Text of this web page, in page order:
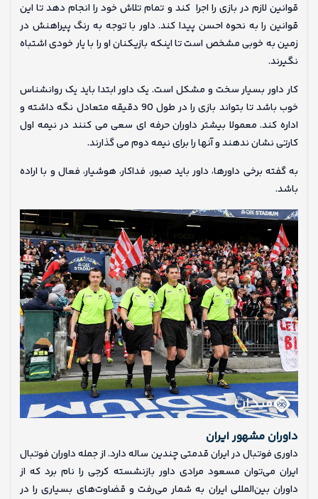
قوانین لازم در بازی را اجرا کند و تمام تلاش خود را انجام دهد تا این
قوانین را به نحوه احسن پیدا کند. داور با توجه به رنگ پیراهنش در
زمین به خوبی مشخص است تا اینکه بازیکنان او را با یار خودی اشتباه
نگیرند.
کار داور بسیار سخت و مشکل است. یک داور ابتدا باید یک روانشناس
خوب باشد تا بتواند بازی را در طول 90 دقیقه متعادل نگه داشته و
اداره کند. معمولا بیشتر داوران حرفه ای سعی می کنند در نیمه اول
کارتی نشان ندهند و آنها را برای نیمه دوم می گذارند.
به گفته برخی داورها، داور باید صبور، فداکار، هوشیار، فعال و با اراده
باشد.
داوران مشهور ایران
داوری فوتبال در ایران قدمتی چندین ساله دارد. از جمله داوران فوتبال
ایران می‌توان مسعود مرادی داور بازنشسته کرجی را نام برد که از
داوران بین‌المللی ایران به شمار می‌رفت و قضاوت‌های بسیاری را در